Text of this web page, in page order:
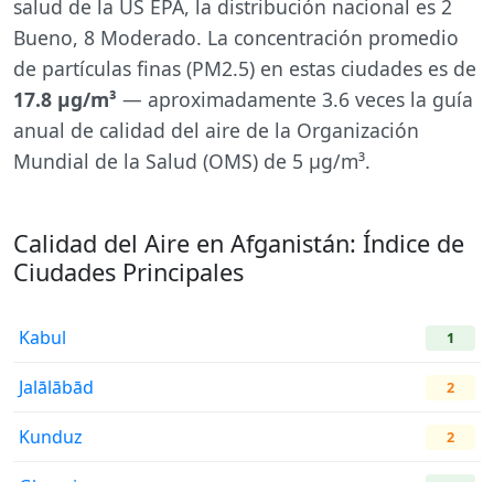
salud de la US EPA, la distribución nacional es 2
Bueno, 8 Moderado. La concentración promedio
de partículas finas (PM2.5) en estas ciudades es de
17.8 µg/m³ — aproximadamente 3.6 veces la guía
anual de calidad del aire de la Organización
Mundial de la Salud (OMS) de 5 µg/m³.
Calidad del Aire en Afganistán: Índice de
Ciudades Principales
Kabul 1
Jalālābād 2
Kunduz 2